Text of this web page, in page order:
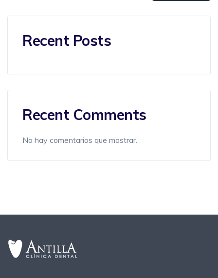
Recent Posts
Recent Comments
No hay comentarios que mostrar.